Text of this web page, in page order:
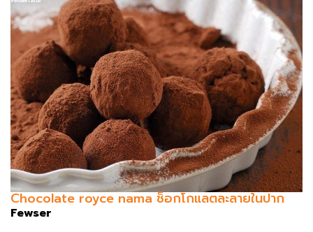
Chocolate royce nama ช็อกโกแลตละลายในปาก
Fewser